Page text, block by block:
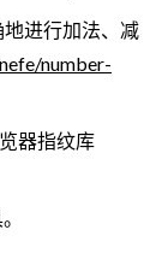
进行加法、减
number-
器指纹库